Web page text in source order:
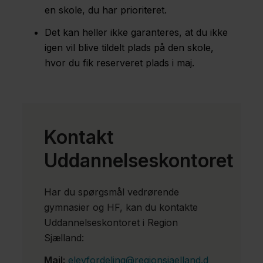
en skole, du har prioriteret.
Det kan heller ikke garanteres, at du ikke
igen vil blive tildelt plads på den skole,
hvor du fik reserveret plads i maj.
Kontakt
Uddannelseskontoret
Har du spørgsmål vedrørende
gymnasier og HF, kan du kontakte
Uddannelseskontoret i Region
Sjælland:
Mail: elevfordeling@regionsjaelland.d